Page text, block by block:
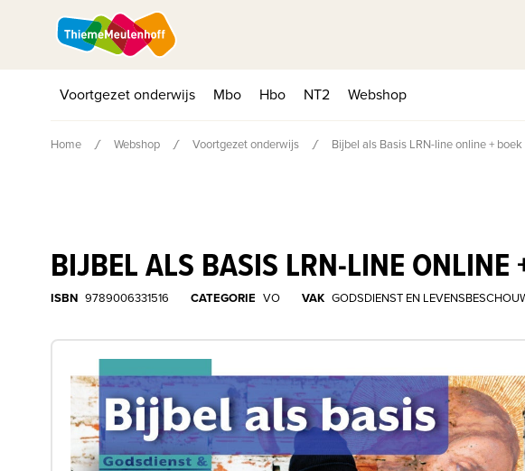
Voortgezet onderwijs Mbo Hbo NT2 Webshop
Home Webshop Voortgezet onderwijs Bijbel als Basis LRN-line online +
BIJBEL ALS BASIS LRN-LINE
ISBN 9789006331516 CATEGORIE VO VAK GODSDIENST EN